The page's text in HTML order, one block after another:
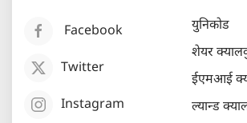
Facebook
Twitter
Instagram
युनिकोड
शेयर
ईएमआई
ल्यान्ड